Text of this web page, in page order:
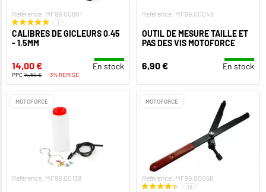
Référence: MF99.00801
1
CALIBRES DE GICLEURS 0.45
- 1.5MM
14,00 € En stock
PPC14,50 € -3% REMISE
Référence: MF99.00048
OUTIL DE MESURE TAILLE ET
PAS DES VIS MOTOFORCE
6,90 € En stock
MOTOFORCE
Référence: MF99.00138
MOTOFORCE
Référence: MF99.00068
18